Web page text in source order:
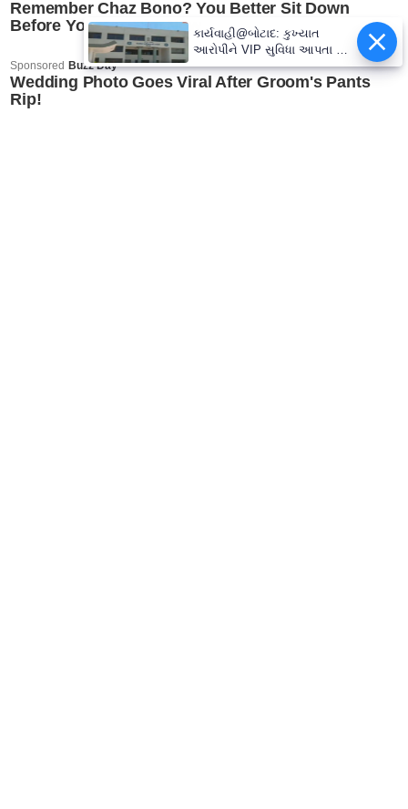
કાર્યવાહી@બોટાદ: કુખ્યાત
આરોપીને VIP સુવિધા આપતા બે
કોન્સ્ટેબલ સસ્પેન્ડ, જાણો વધુ